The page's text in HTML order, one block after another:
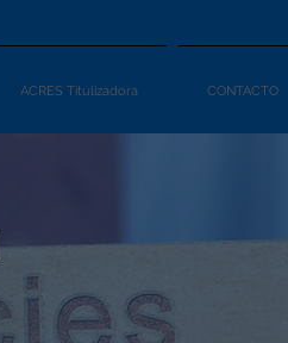
ACRES Titulizadora CONTACTO